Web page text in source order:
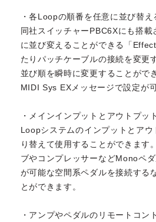
・各Loopの順番を任意に並び替
同社スイッチャーPBC6Xにも搭
に並び変えることができる「
たりパッチケーブルの接続を変更
並び順を瞬時に変更することが
MIDI Sys EXメッセージで設定が
・メインインプットとアウトプッ
Loopシステムのインプットとア
り替えて使用することができま
ブやコンプレッサーなどMonoペ
が可能な空間系ペダルを接続する
とができます。
・アンプやペダルのリモートコ